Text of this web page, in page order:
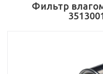
Фильтр